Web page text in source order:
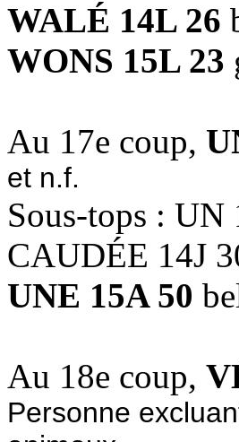
WALÉ 14L 26
WONS 15L 23
Au 17e coup,
et n.f.
Sous-tops :
CAUDÉE 14J
UNE 15A 50
Au 18e coup,
Personne